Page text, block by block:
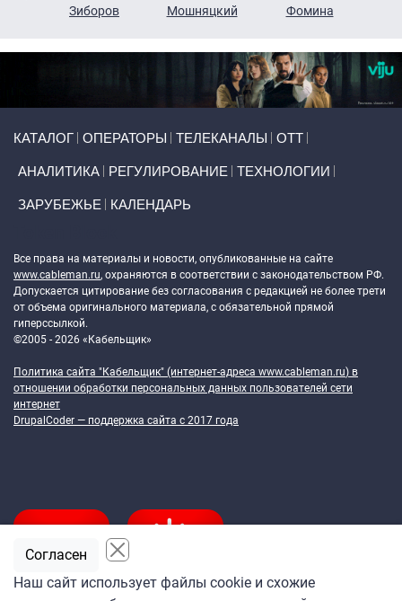
Зиборов
Мошняцкий
Фомина
КАТАЛОГ ОПЕРАТОРЫ ТЕЛЕКАНАЛЫ ОТТ
АНАЛИТИКА РЕГУЛИРОВАНИЕ ТЕХНОЛОГИИ
ЗАРУБЕЖЬЕ КАЛЕНДАРЬ
Все права на материалы и новости, опубликованные на сайте
www.cableman.ru, охраняются в соответствии с законодательством РФ.
Допускается цитирование без согласования с редакцией не более трети
от объема оригинального материала, с обязательной прямой
гиперссылкой.
©2005 - 2026 «Кабельщик»
Политика сайта "Кабельщик" (интернет-адреса www.cableman.ru) в
отношении обработки персональных данных пользователей сети
интернет
DrupalCoder — поддержка сайта c 2017 года
Наш сайт использует файлы cookie и схожие
Согласен